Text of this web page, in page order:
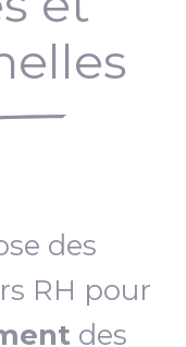
des
RH pour
des